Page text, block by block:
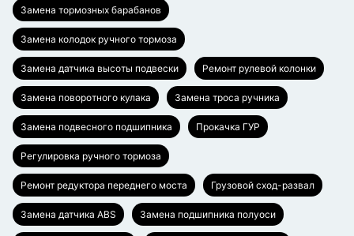
Замена тормозных барабанов
Замена колодок ручного тормоза
Замена датчика высоты подвески Ремонт рулевой колонки
Замена поворотного кулака Замена троса ручника
Замена подвесного подшипника Прокачка ГУР
Регулировка ручного тормоза
Ремонт редуктора переднего моста Грузовой сход-развал
Замена датчика ABS Замена подшипника полуоси